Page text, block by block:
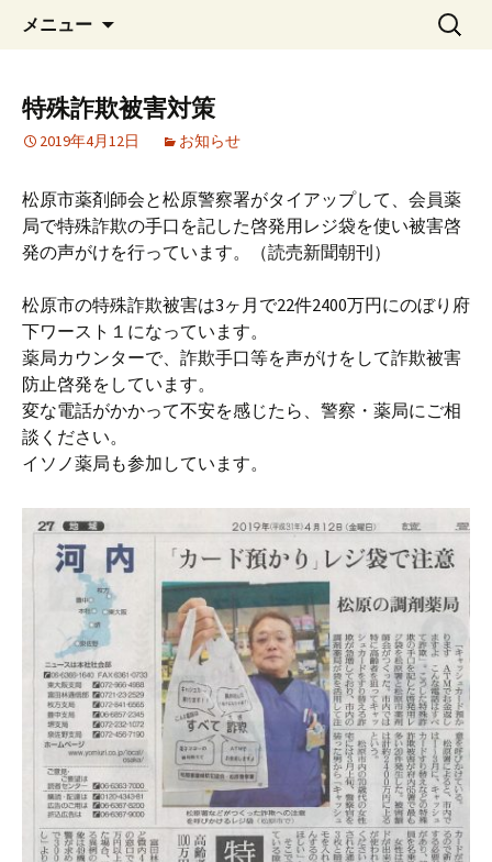
イソノ薬局
近鉄南大阪線 河内松原駅 北側
メニュー
ン
ツ
へ
キ
ッ
プ
検
索:
特殊詐欺被害対策
2019年4月12日 お知らせ
松原市薬剤師会と松原警察署がタイアップして、会員薬
局で特殊詐欺の手口を記した啓発用レジ袋を使い被害啓
発の声がけを行っています。（読売新聞朝刊）
松原市の特殊詐欺被害は3ヶ月で22件2400万円にのぼり府
下ワースト１になっています。
薬局カウンターで、詐欺手口等を声がけをして詐欺被害
防止啓発をしています。
変な電話がかかって不安を感じたら、警察・薬局にご相
談ください。
イソノ薬局も参加しています。